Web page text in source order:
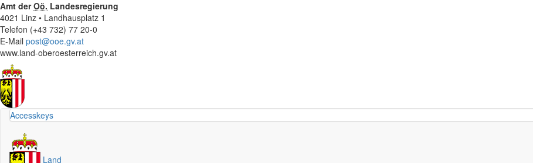
Amt derOö. Landesregierung
4021 Linz • Landhausplatz 1
Telefon (+43 732) 77 20-0
E-Mail post@ooe.gv.at
www.land-oberoesterreich.gv.at
Accesskeys
Land